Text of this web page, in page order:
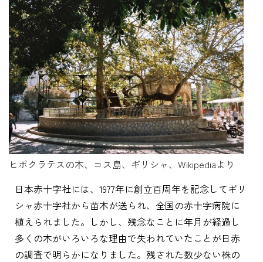
ヒポクラテスの木、コス島、ギリシャ、Wikipediaより
日本赤十字社には、1977年に創立百周年を記念してギリ
シャ赤十字社から苗木が送られ、全国の赤十字病院に
植えられました。しかし、残念なことに年月が経過し
多くの木がいろいろな理由で失われていたことが日赤
の調査で明らかになりました。残された数少ない株の